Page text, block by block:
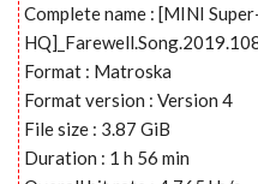
Complete name : [MINI
Format : Matroska
Format version : Version 4
File size : 3.87 GiB
Duration : 1 h 56 min